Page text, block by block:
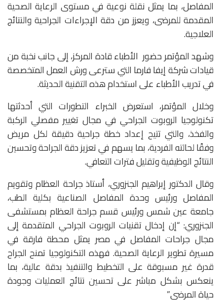
المفاصل، بما يمثل نقلة نوعية في مستوى الرعاية الصحية
المقدمة للمرضى، ويعزز من دقة الإجراءات الجراحية والنتائج
العلاجية.
وشهد المؤتمر حضور الأطباء قادة المركز، إلى جانب نخبة من
قيادات شركة إيفا فارما التي سترعى ورش العمل المتخصصة
في تدريب الأطباء على استخدام هذه التقنية الحديثة.
وخلال المؤتمر، استعرض الخبراء التطورات التي أحدثتها
تكنولوجيا الروبوت الجراحي في مجال تغيير مفصلي الركبة
والفخذ، والتي تتيح إعداد خطة جراحية دقيقة لكل مريض
وفقًا لحالته الفردية، بما يسهم في تعزيز دقة الجراحة وتحسين
النتائج الوظيفية وتقليل فترات التعافي.
وقال الدكتور إبراهيم الجنزوري، أستاذ جراحة العظام وتقويم
المفاصل ورئيس وحدة المفاصل الصناعية بكلية الطب،
جامعة عين شمس ورئيس قسم جراحة العظام بمستشفى
الجنزوري: “إن إدخال تقنيات الروبوت الجراحي المتقدمة إلى
مجال جراحات المفاصل في مصر يمثل محطة فارقة في
مسيرة تطوير الرعاية الصحية. فهذه التكنولوجيا تمنح الجراح
قدرة غير مسبوقة على التخطيط والتنفيذ بدقة عالية، بما
ينعكس بشكل مباشر على تحسين نتائج العمليات وجودة
حياة المرضى.”